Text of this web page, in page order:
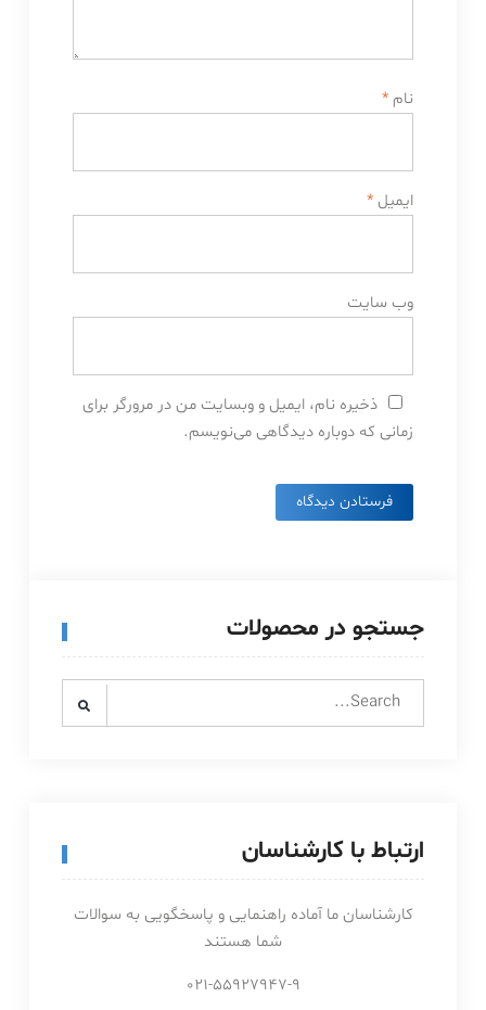
نام *
ایمیل *
وب‌ سایت
ذخیره نام، ایمیل و وبسایت من در مرورگر برای
زمانی که دوباره دیدگاهی می‌نویسم.
جستجو در محصولات
Search
ارتباط با کارشناسان
کارشناسان ما آماده راهنمایی و پاسخگویی به سوالات
شما هستند
021-55927947-9